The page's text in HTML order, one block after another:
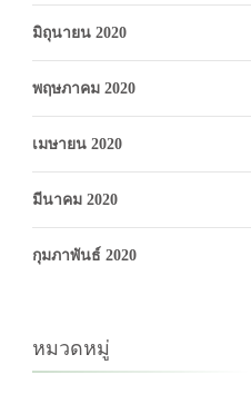
มิถุนายน 2020
พฤษภาคม 2020
เมษายน 2020
มีนาคม 2020
กุมภาพันธ์ 2020
หมวดหมู่